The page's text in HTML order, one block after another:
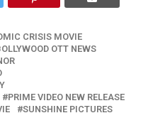
CRISIS MOVIE
OTT NEWS
PRIME VIDEO NEW RELEASE
SUNSHINE PICTURES